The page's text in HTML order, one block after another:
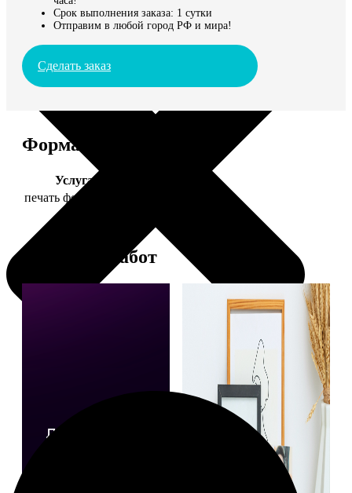
Срок выполнения заказа: 1 сутки
Отправим в любой город РФ и мира!
Сделать заказ
Форматы и цены
Услуга
печать фото 20х30
Примеры работ